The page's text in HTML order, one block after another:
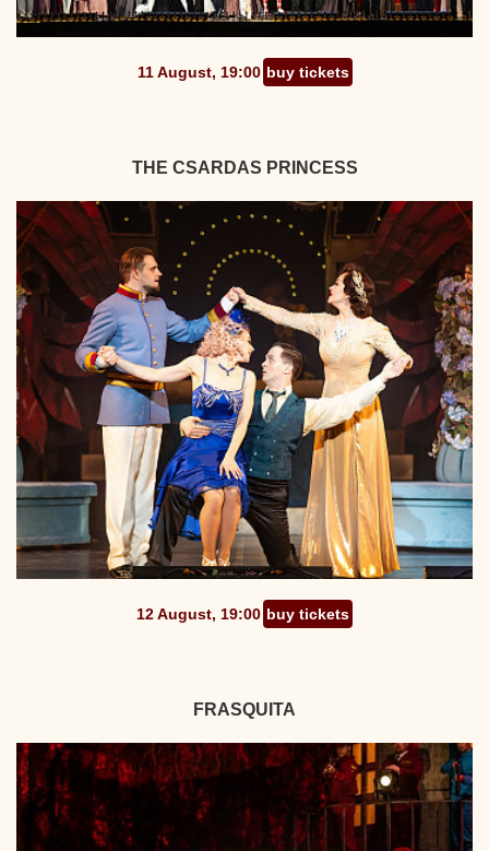
11 August, 19:00 buy tickets
THE CSARDAS PRINCESS
12 August, 19:00 buy tickets
FRASQUITA